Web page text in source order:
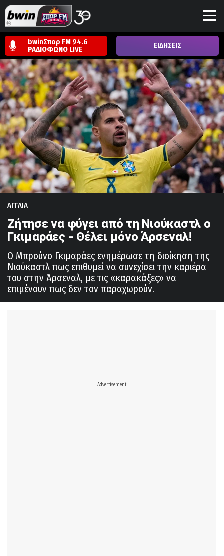
bwinΣπορ FM 94.6
ΡΑΔΙΟΦΩΝΟ LIVE ΕΙΔΗΣΕΙΣ
ΑΓΓΛΙΑ
Ζήτησε να φύγει από τη Νιούκαστλ ο
Γκιμαράες - Θέλει μόνο Άρσεναλ!
Ο Μπρούνο Γκιμαράες ενημέρωσε τη διοίκηση της
Νιούκαστλ πως επιθυμεί να συνεχίσει την καριέρα
του στην Άρσεναλ, με τις «καρακάξες» να
επιμένουν πως δεν τον παραχωρούν.